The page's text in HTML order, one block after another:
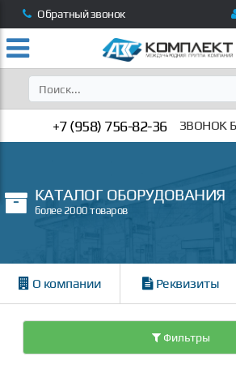
Обратный звонок
+7 (958) 756-82-36 ЗВОНОК
КАТАЛОГ ОБОРУДОВАНИЯ
более 2000 товаров
О компании Реквизиты
Фильтры